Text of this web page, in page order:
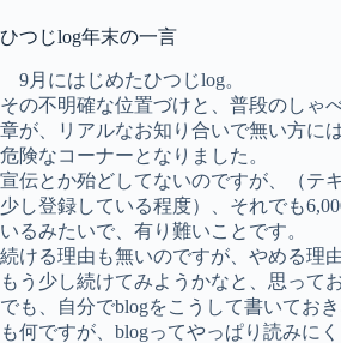
ひつじlog年末の一言
9月にはじめたひつじlog。
その不明確な位置づけと、普段のしゃ
章が、リアルなお知り合いで無い方に
危険なコーナーとなりました。
宣伝とか殆どしてないのですが、（テ
少し登録している程度）、それでも
いるみたいで、有り難いことです。
続ける理由も無いのですが、やめる理
もう少し続けてみようかなと、思って
でも、自分でblogをこうして書いてお
も何ですが、blogってやっぱり読みに